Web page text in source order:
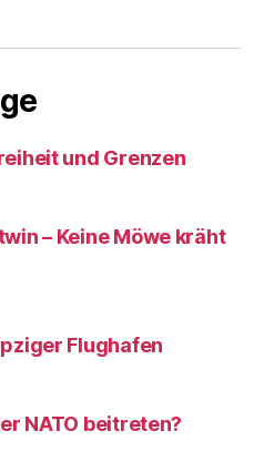
und Grenzen
– Keine Möwe kräht
Flughafen
NATO beitreten?